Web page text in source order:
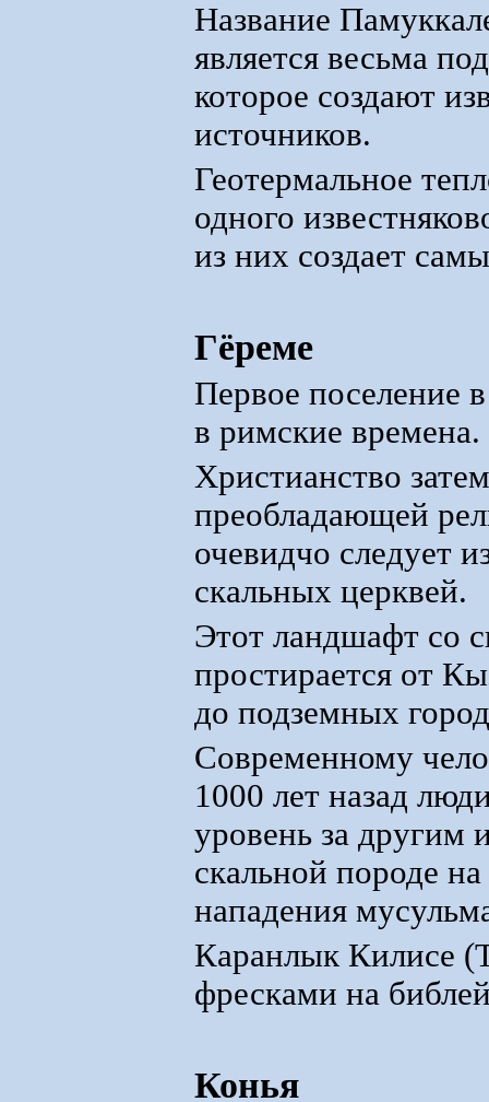
Название
является весьма
которое создают
источников.
Геотермальное
одного
из них создает
Гёреме
Первое поселение
в римские времена.
Христианство
преобладающей
очевидчо следует
скальных церквей.
Этот ландшафт со
простирается от
до подземных
Современному
1000 лет назад
уровень за другим
скальной породе
нападения
Каранлык Килисе
фресками на
Конья